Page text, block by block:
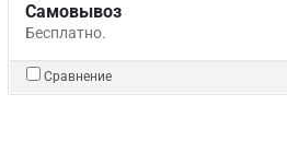
Самовывоз
Бесплатно.
Сравнение